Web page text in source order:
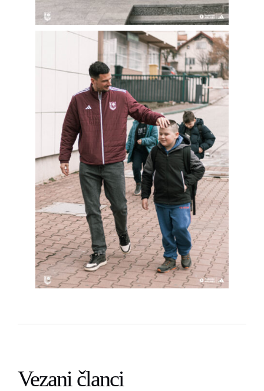
Vezani članci